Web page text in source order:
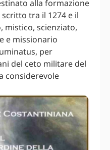
alla formazione
tra il 1274 e il
mistico, scienziato,
e missionario
per
del ceto militare del
considerevole